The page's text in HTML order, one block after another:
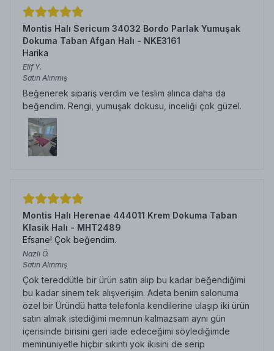
Montis Halı Sericum 34032 Bordo Parlak Yumuşak
Dokuma Taban Afgan Halı - NKE3161
Harika
Elif Y.
Satın Alınmış
Beğenerek sipariş verdim ve teslim alınca daha da
beğendim. Rengi, yumuşak dokusu, inceliği çok güzel.
Montis Halı Herenae 444011 Krem Dokuma Taban
Klasik Halı - MHT2489
Efsane! Çok beğendim.
Nazlı Ö.
Satın Alınmış
Çok tereddütle bir ürün satın alıp bu kadar beğendiğimi
bu kadar sinem tek alışverişim. Adeta benim salonuma
özel bir Üründü hatta telefonla kendilerine ulaşıp iki ürün
satın almak istediğimi memnun kalmazsam aynı gün
içerisinde birisini geri iade edeceğimi söylediğimde
memnuniyetle hiçbir sıkıntı yok ikisini de serip